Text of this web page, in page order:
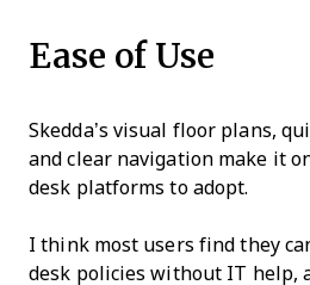
Ease of Use
Skedda’s visual floor plans,
and clear navigation make it
desk platforms to adopt.
I think most users find they
desk policies without IT help,